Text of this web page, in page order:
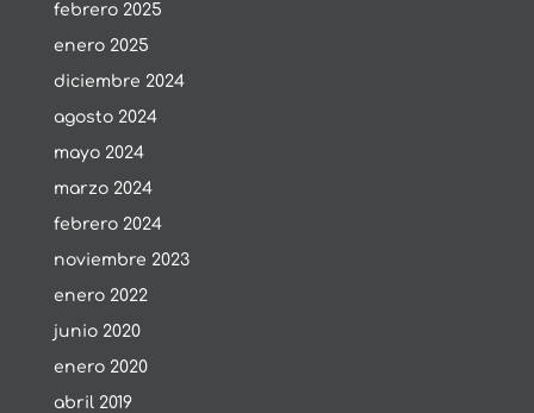
febrero 2025
enero 2025
diciembre 2024
agosto 2024
mayo 2024
marzo 2024
febrero 2024
noviembre 2023
enero 2022
junio 2020
enero 2020
abril 2019